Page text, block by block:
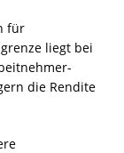
für
liegt bei
die Rendite